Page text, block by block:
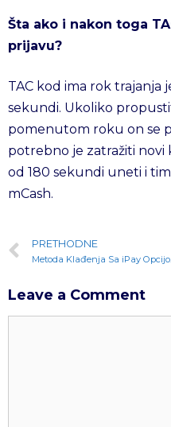
Šta ako i nakon toga
prijavu?
TAC kod ima rok trajanja
sekundi. Ukoliko
pomenutom roku on se
potrebno je zatražiti
od 180 sekundi uneti i
mCash.
PRETHODNE
Metoda
Leave a Comment